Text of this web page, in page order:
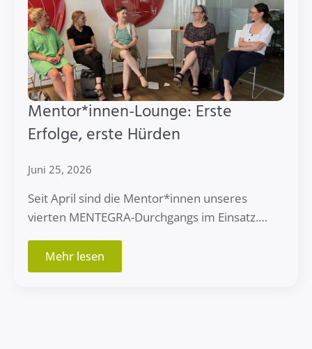
Mentor*innen-Lounge: Erste
Erfolge, erste Hürden
Juni 25, 2026
Seit April sind die Mentor*innen unseres
vierten MENTEGRA-Durchgangs im Einsatz.…
Mehr lesen